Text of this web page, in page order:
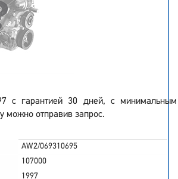
с гарантией 30 дней, с минимальным
можно отправив запрос.
AW2/069310695
107000
1997